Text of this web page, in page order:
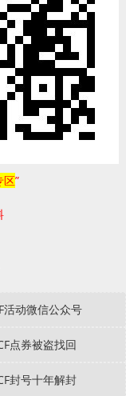
区”
活动微信公众号
点券被盗找回
封号十年解封